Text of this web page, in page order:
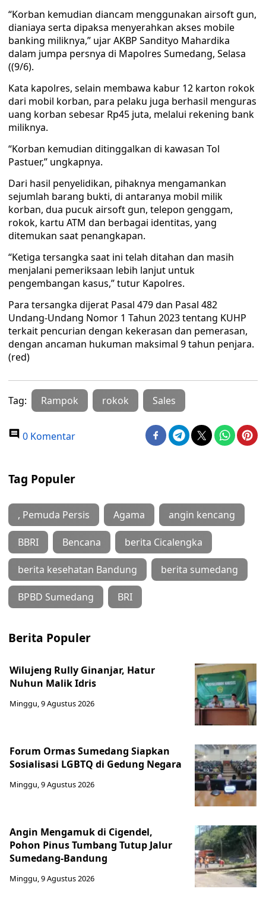
“Korban kemudian diancam menggunakan airsoft gun,
dianiaya serta dipaksa menyerahkan akses mobile
banking miliknya,” ujar AKBP Sandityo Mahardika
dalam jumpa persnya di Mapolres Sumedang, Selasa
((9/6).
Kata kapolres, selain membawa kabur 12 karton rokok
dari mobil korban, para pelaku juga berhasil menguras
uang korban sebesar Rp45 juta, melalui rekening bank
miliknya.
“Korban kemudian ditinggalkan di kawasan Tol
Pastuer,” ungkapnya.
Dari hasil penyelidikan, pihaknya mengamankan
sejumlah barang bukti, di antaranya mobil milik
korban, dua pucuk airsoft gun, telepon genggam,
rokok, kartu ATM dan berbagai identitas, yang
ditemukan saat penangkapan.
“Ketiga tersangka saat ini telah ditahan dan masih
menjalani pemeriksaan lebih lanjut untuk
pengembangan kasus,” tutur Kapolres.
Para tersangka dijerat Pasal 479 dan Pasal 482
Undang-Undang Nomor 1 Tahun 2023 tentang KUHP
terkait pencurian dengan kekerasan dan pemerasan,
dengan ancaman hukuman maksimal 9 tahun penjara.
(red)
Tag: Rampok rokok Sales
0 Komentar
Tag Populer
, Pemuda Persis Agama angin kencang
BBRI Bencana berita Cicalengka
berita kesehatan Bandung berita sumedang
BPBD Sumedang BRI
Berita Populer
Wilujeng Rully Ginanjar, Hatur
Nuhun Malik Idris
Minggu, 9 Agustus 2026
Forum Ormas Sumedang Siapkan
Sosialisasi LGBTQ di Gedung Negara
Minggu, 9 Agustus 2026
Angin Mengamuk di Cigendel,
Pohon Pinus Tumbang Tutup Jalur
Sumedang-Bandung
Minggu, 9 Agustus 2026